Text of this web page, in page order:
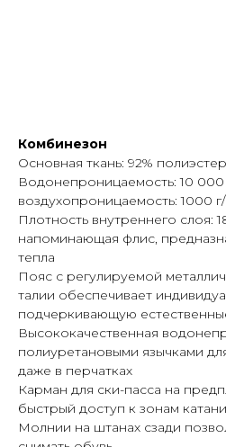
Комбинезон
Основная ткань: 92%
Водонепроницаемость: 10
воздухопроницаемость: 1000
Плотность внутреннего слоя:
напоминающая флис,
тепла
Пояс с регулируемой
талии обеспечивает
подчеркивающую
Высококачественная
полиуретановыми язычками
даже в перчатках
Карман для ски-пасса на
быстрый доступ к зонам
Молнии на штанах сзади
качества
Быстрая
доставка
По РФ
Сотни отзывов
в соцсетях